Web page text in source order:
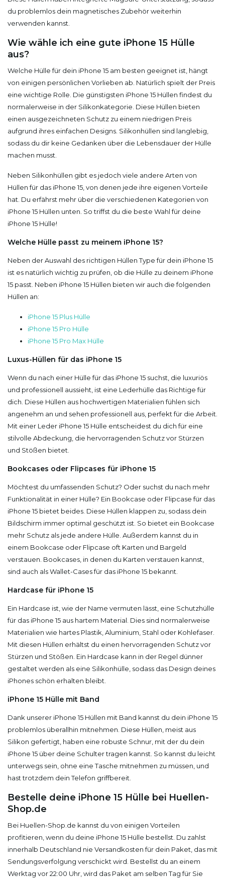
du problemlos dein magnetisches Zubehör weiterhin
verwenden kannst.
Wie wähle ich eine gute iPhone 15 Hülle
aus?
Welche Hülle für dein iPhone 15 am besten geeignet ist, hängt
von einigen persönlichen Vorlieben ab. Natürlich spielt der Preis
eine wichtige Rolle. Die günstigsten iPhone 15 Hüllen findest du
normalerweise in der Silikonkategorie. Diese Hüllen bieten
einen ausgezeichneten Schutz zu einem niedrigen Preis
aufgrund ihres einfachen Designs. Silikonhüllen sind langlebig,
sodass du dir keine Gedanken über die Lebensdauer der Hülle
machen musst.
Neben Silikonhüllen gibt es jedoch viele andere Arten von
Hüllen für das iPhone 15, von denen jede ihre eigenen Vorteile
hat. Du erfährst mehr über die verschiedenen Kategorien von
iPhone 15 Hüllen unten. So triffst du die beste Wahl für deine
iPhone 15 Hülle!
Welche Hülle passt zu meinem iPhone 15?
Neben der Auswahl des richtigen Hüllen Type für dein iPhone 15
ist es natürlich wichtig zu prüfen, ob die Hülle zu deinem iPhone
15 passt. Neben iPhone 15 Hüllen bieten wir auch die folgenden
Hüllen an:
iPhone 15 Plus Hülle
iPhone 15 Pro Hülle
iPhone 15 Pro Max Hülle
Luxus-Hüllen für das iPhone 15
Wenn du nach einer Hülle für das iPhone 15 suchst, die luxuriös
und professionell aussieht, ist eine Lederhülle das Richtige für
dich. Diese Hüllen aus hochwertigen Materialien fühlen sich
angenehm an und sehen professionell aus, perfekt für die Arbeit.
Mit einer Leder iPhone 15 Hülle entscheidest du dich für eine
stilvolle Abdeckung, die hervorragenden Schutz vor Stürzen
und Stößen bietet.
Bookcases oder Flipcases für iPhone 15
Möchtest du umfassenden Schutz? Oder suchst du nach mehr
Funktionalität in einer Hülle? Ein Bookcase oder Flipcase für das
iPhone 15 bietet beides. Diese Hüllen klappen zu, sodass dein
Bildschirm immer optimal geschützt ist. So bietet ein Bookcase
mehr Schutz als jede andere Hülle. Außerdem kannst du in
einem Bookcase oder Flipcase oft Karten und Bargeld
verstauen. Bookcases, in denen du Karten verstauen kannst,
sind auch als Wallet-Cases für das iPhone 15 bekannt.
Hardcase für iPhone 15
Ein Hardcase ist, wie der Name vermuten lässt, eine Schutzhülle
für das iPhone 15 aus hartem Material. Dies sind normalerweise
Materialien wie hartes Plastik, Aluminium, Stahl oder Kohlefaser.
Mit diesen Hüllen erhältst du einen hervorragenden Schutz vor
Stürzen und Stößen. Ein Hardcase kann in der Regel dünner
gestaltet werden als eine Silikonhülle, sodass das Design deines
iPhones schön erhalten bleibt.
iPhone 15 Hülle mit Band
Dank unserer iPhone 15 Hüllen mit Band kannst du dein iPhone 15
problemlos überallhin mitnehmen. Diese Hüllen, meist aus
Silikon gefertigt, haben eine robuste Schnur, mit der du dein
iPhone 15 über deine Schulter tragen kannst. So kannst du leicht
unterwegs sein, ohne eine Tasche mitnehmen zu müssen, und
hast trotzdem dein Telefon griffbereit.
Bestelle deine iPhone 15 Hülle bei Huellen-
Shop.de
Bei Huellen-Shop.de kannst du von einigen Vorteilen
profitieren, wenn du deine iPhone 15 Hülle bestellst. Du zahlst
innerhalb Deutschland nie Versandkosten für dein Paket, das mit
Sendungsverfolgung verschickt wird. Bestellst du an einem
Werktag vor 22:00 Uhr, wird das Paket am selben Tag für Sie